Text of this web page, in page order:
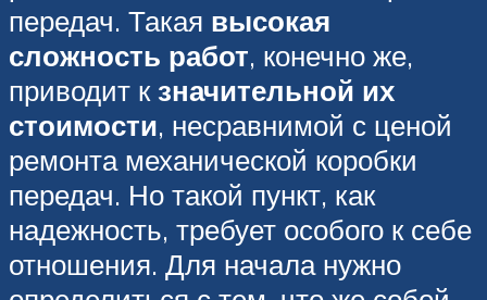
передач. Такая высокая
сложность работ, конечно же,
приводит кзначительной их
стоимости, несравнимой с ценой
ремонта механической коробки
передач. Но такой пункт, как
надежность, требует особого к себе
отношения. Для начала нужно